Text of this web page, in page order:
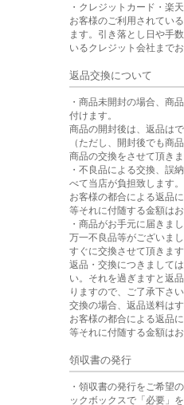
・クレジットカード・楽
お客様のご利用されてい
ます。引き落とし日や手
いるクレジット会社まで
返品交換について
・商品未開封の場合、商
付けます。
商品の開封後は、返品は
（ただし、開封後でも商
商品の交換をさせて頂きま
・不良品による交換、誤
べて当店が負担致します。
お客様の都合による返品
等それに付随する金額は
・商品がお手元に届きま
万一不良品等がございま
すぐに交換させて頂きます
返品・交換につきまして
い。それを過ぎますと返
りますので、ご了承下さ
交換の場合、返品送料は
お客様の都合による返品
等それに付随する金額は
領収書の発行
・領収書の発行をご希望
ックボックスで「必要」